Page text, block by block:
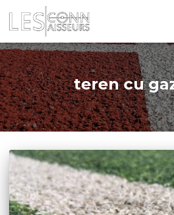
teren cu